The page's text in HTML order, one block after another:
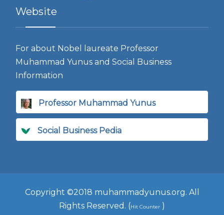
Website
For about Nobel laureate Professor
Muhammad Yunus and Social Business
Information
Professor Muhammad Yunus
Social Business Pedia
Copyright ©2018 muhammadyunus.org. All
Rights Reserved. (Hit Counter )